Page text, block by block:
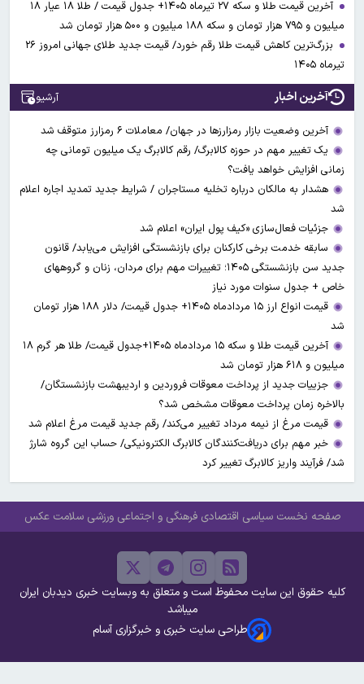
آخرین قیمت طلا و سکه ۲۷ تیرماه ۱۴۰۵+ جدول قیمت / طلا ۱۸ عیار ۱۸
میلیون و ۷۹۵ هزار تومان و سکه ۱۸۸ میلیون و ۵۰۰ هزار تومان شد
بزرگ‌ترین کاهش قیمت طلا رقم خورد/ قیمت جدید طلای جهانی امروز ۲۶
تیرماه ۱۴۰۵
آخرین اخبار آرشیو
آخرین وضعیت بازار رمزارزها در جهان/ معاملات ۶ رمزارز متوقف شد
یک تغییر مهم در حوزه کالابرگ/ رقم کالابرگ یک میلیون تومانی چه
زمانی افزایش خواهد یافت؟
هشدار به مالکان درباره تخلیه مستاجران / شرایط جدید تمدید اجاره اعلام
شد
جزئیات فعال‌سازی «کیف پول ایران» اعلام شد
سابقه خدمت برخی کارکنان برای بازنشستگی افزایش می‌یابد/ قانون
جدید سن بازنشستگی ۱۴۰۵؛ تغییرات مهم برای مردان، زنان و گروههای
خاص + جدول سنوات مورد نیاز
قیمت انواع ارز ۱۵ مردادماه ۱۴۰۵+ جدول قیمت/ دلار ۱۸۸ هزار تومان
شد
آخرین قیمت طلا و سکه ۱۵ مردادماه ۱۴۰۵+جدول قیمت/ طلا هر گرم ۱۸
میلیون و ۶۱۸ هزار تومان شد
جزییات جدید از پرداخت معوقات فروردین و اردیبهشت بازنشستگان/
بالاخره زمان پرداخت معوقات مشخص شد؟
قیمت مرغ از نیمه مرداد تغییر می‌کند/ رقم جدید قیمت مرغ اعلام شد
خبر مهم برای دریافت‌کنندگان کالابرگ الکترونیکی/ حساب این گروه شارژ
شد/ فرآیند واریز کالابرگ تغییر کرد
صفحه نخست سیاسی اقتصادی فرهنگی و اجتماعی ورزشی سلامت عکس
کلیه حقوق این سایت محفوظ است و متعلق به وبسایت خبری دیدبان ایران
میباشد
طراحی سایت خبری و خبرگزاری آسام